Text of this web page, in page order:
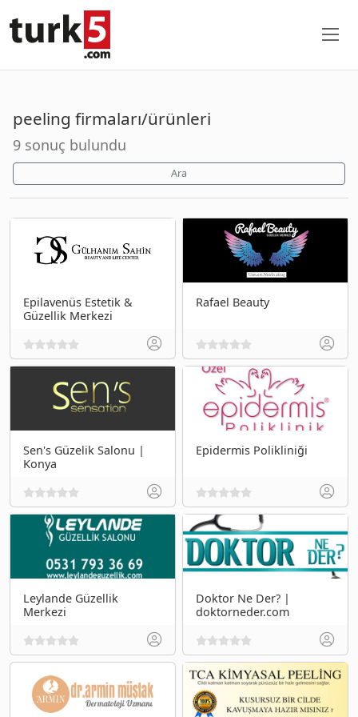
peeling firmaları/ürünleri
9 sonuç bulundu
Ara
Epilavenüs Estetik &
Güzellik Merkezi
Rafael Beauty
Sen's Güzelik Salonu |
Konya
Epidermis Polikliniği
Leylande Güzellik
Merkezi
Doktor Ne Der? |
doktorneder.com